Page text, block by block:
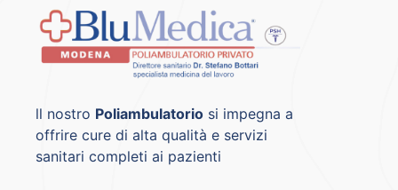
ll nostro Poliambulatorio si impegna a
offrire cure di alta qualità e servizi
sanitari completi ai pazienti